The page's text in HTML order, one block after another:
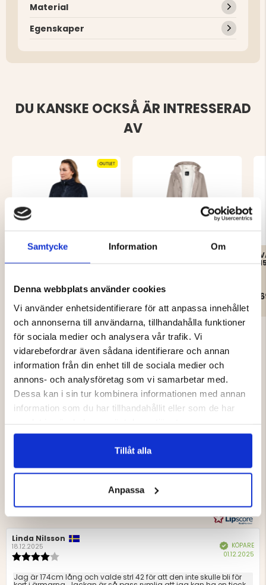
Samtycke Information Om
Denna webbplats använder cookies
Vi använder enhetsidentifierare för att anpassa innehållet
och annonserna till användarna, tillhandahålla funktioner
för sociala medier och analysera vår trafik. Vi
vidarebefordrar även sådana identifierare och annan
information från din enhet till de sociala medier och
annons- och analysföretag som vi samarbetar med.
Dessa kan i sin tur kombinera informationen med annan
information som du har tillhandahållit eller som de har
Tillåt alla
Anpassa
Material
Egenskaper
DU KANSKE OCKSÅ ÄR INTRESSERAD
AV
MOUNT ZERO SOFTPILE
Betyg: 5 utav 5 stjärnor
röster
Betyg: 4 utav 5 stjärnor
5röster
Betyg: 3 utav 5 stjärnor
Betyg: 2 utav 5 stjärnor
röster
Betyg: 1 utav 5 stjärnor
4.5
utav
3
utav
Baserat
5
betyg
Recensionsförfattare:
Linda Nilsson
18.12.2025
utav
Bekräftad
KÖPARE
01.12.2025
Recensionstext:
Jag är 174cm lång och valde strl 42 för att den inte skulle bli för